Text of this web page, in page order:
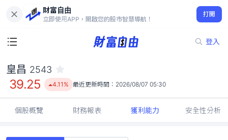
財富自由
立即使用APP，開啟您的股市智慧導航！
打開
登入
39.25
4.11%
皇昌 2543
39.25 4.11% 最近更新時間： 2026/08/07 05:30
個股概覽 財務報表 獲利能力 安全性分析